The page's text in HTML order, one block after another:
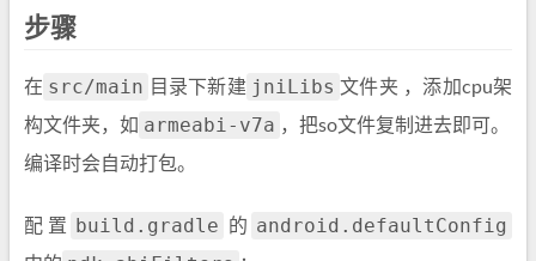
步骤
在 src/main 目录下新建 jniLibs 文件夹 ，添加cpu架
构文件夹，如 armeabi-v7a ，把so文件复制进去即可。
编译时会自动打包。
配置 build.gradle 的 android.defaultConfig